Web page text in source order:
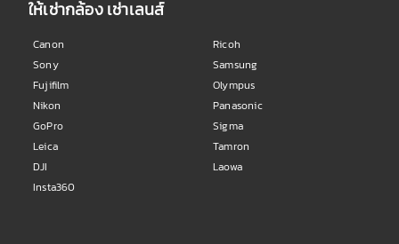
ให้เช่ากล้อง เช่าเลนส์
Canon
Sony
Fujifilm
Nikon
GoPro
Leica
DJI
Insta360
Ricoh
Samsung
Olympus
Panasonic
Sigma
Tamron
Laowa